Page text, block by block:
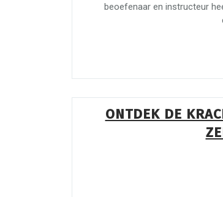
beoefenaar en instructeur
ONTDEK DE